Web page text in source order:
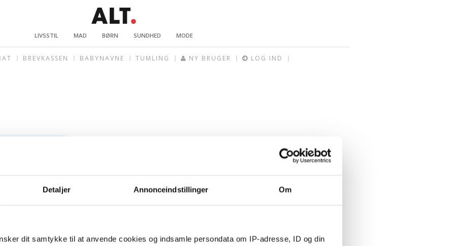
Detaljer Annonceindstillinger Om
dit samtykke til at anvende cookies og indsamle persondata om IP-adresse, ID og din
LIVSSTIL MAD BØRN SUNDHED MODE
BREVKASSEN BABYNAVNE TUMLING NY BRUGER LOG IND